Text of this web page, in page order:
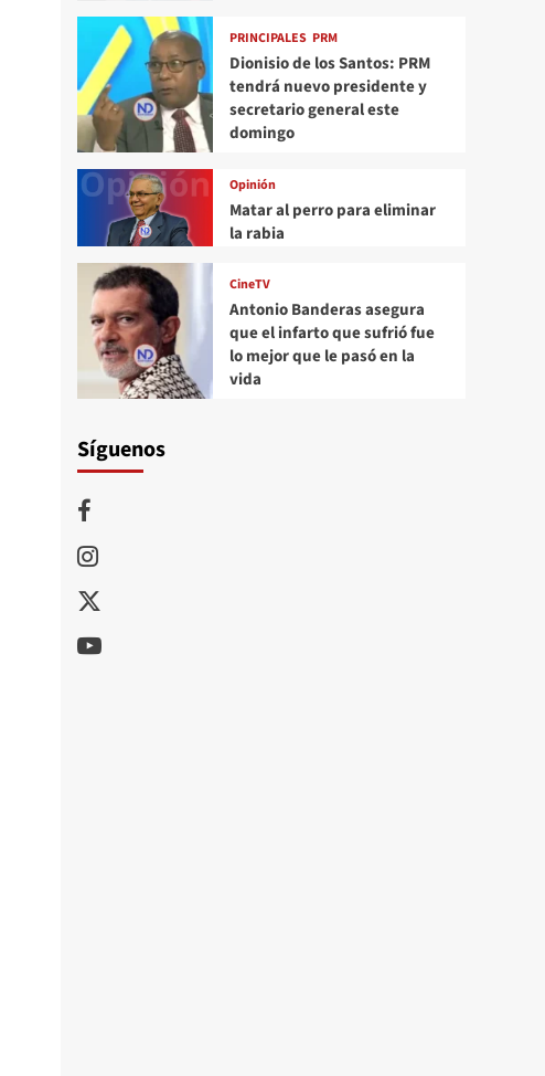
PRINCIPALES PRM
Dionisio de los Santos: PRM
tendrá nuevo presidente y
secretario general este
domingo
Opinión
Matar al perro para eliminar
la rabia
CineTV
Antonio Banderas asegura
que el infarto que sufrió fue
lo mejor que le pasó en la
vida
Síguenos